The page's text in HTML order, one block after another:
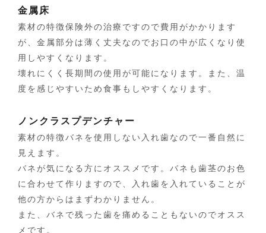
金属床
素材の特徴保険外の治療ですので費用がかかります
が、金属部分は薄く丈夫なのでお口の中が広くなり使
用しやすくなります。
壊れにくく長期間の使用が可能になります。また、温
度を感じやすいため食事もしやすくなります。
ノンクラスプデンチャー
素材の特徴バネを使用しない入れ歯なので一番自然に
見えます。
バネが気になる方にオススメです。バネも歯茎のお色
に合わせて作りますので、入れ歯を入れていることが
他の方からはまずわかりません。
また、バネで残った歯を痛めることもないのでオスス
メです。